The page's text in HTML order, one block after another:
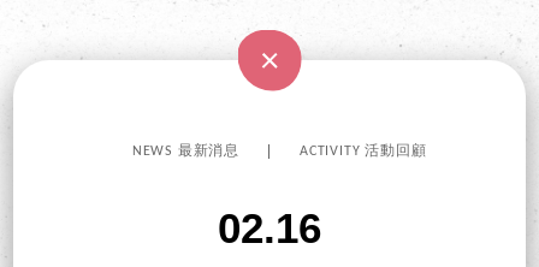
NEWS 最新消息 ACTIVITY 活動回顧
02.16